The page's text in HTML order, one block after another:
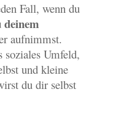
Fall, wenn du
aufnimmst.
soziales Umfeld,
und kleine
du dir selbst